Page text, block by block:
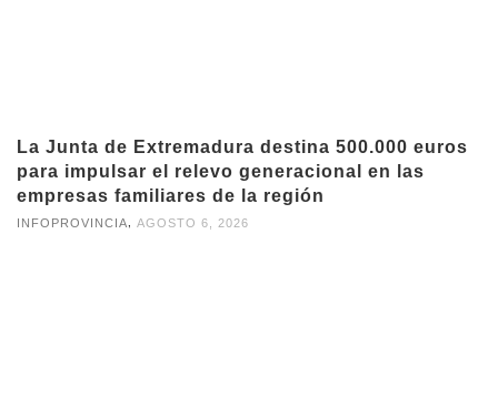
La Junta de Extremadura destina 500.000 euros
para impulsar el relevo generacional en las
empresas familiares de la región
INFOPROVINCIA AGOSTO 6, 2026